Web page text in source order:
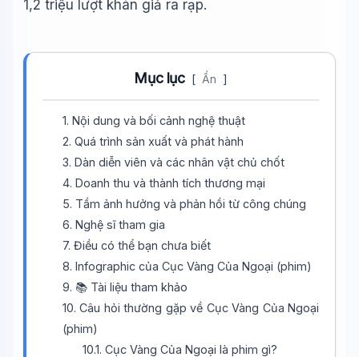
1,2 triệu lượt khán giả ra rạp.
Mục lục [ Ẩn ]
1. Nội dung và bối cảnh nghệ thuật
2. Quá trình sản xuất và phát hành
3. Dàn diễn viên và các nhân vật chủ chốt
4. Doanh thu và thành tích thương mại
5. Tầm ảnh hưởng và phản hồi từ công chúng
6. Nghệ sĩ tham gia
7. Điều có thể bạn chưa biết
8. Infographic của Cục Vàng Của Ngoại (phim)
9. 📚 Tài liệu tham khảo
10. Câu hỏi thường gặp về Cục Vàng Của Ngoại
(phim)
10.1. Cục Vàng Của Ngoại là phim gì?